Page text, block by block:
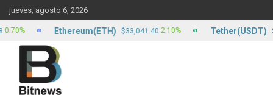
Skip
to
content
jueves, agosto 6, 2026
Ethereum(ETH) $33,041.40 2.10% Tether(USDT) $17.24